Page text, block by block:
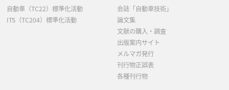
自動車（TC22）標準化活動
ITS（TC204）標準化活動
会誌「自動車技術」
論文集
文献の購入・調査
出版案内サイト
メルマガ発行
刊行物正誤表
各種刊行物